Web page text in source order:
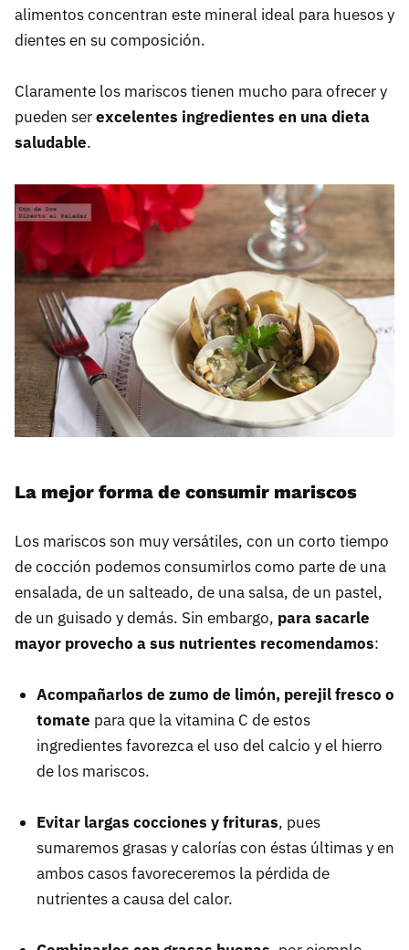
alimentos concentran este mineral ideal para huesos y
dientes en su composición.
Claramente los mariscos tienen mucho para ofrecer y
pueden serexcelentes ingredientes en una dieta
saludable.
La mejor forma de consumir mariscos
Los mariscos son muy versátiles, con un corto tiempo
de cocción podemos consumirlos como parte de una
ensalada, de un salteado, de una salsa, de un pastel,
de un guisado y demás. Sin embargo, para sacarle
mayor provecho a sus nutrientes recomendamos:
Acompañarlos de zumo de limón, perejil fresco o
tomate para que la vitamina C de estos
ingredientes favorezca el uso del calcio y el hierro
de los mariscos.
Evitar largas cocciones y frituras, pues
sumaremos grasas y calorías con éstas últimas y en
ambos casos favoreceremos la pérdida de
nutrientes a causa del calor.